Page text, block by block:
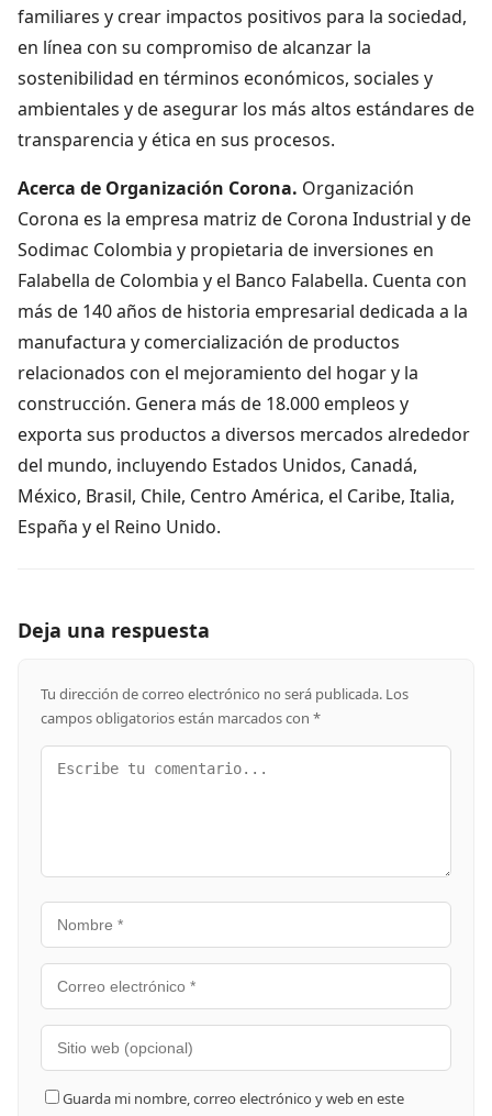
familiares y crear impactos positivos para la sociedad,
en línea con su compromiso de alcanzar la
sostenibilidad en términos económicos, sociales y
ambientales y de asegurar los más altos estándares de
transparencia y ética en sus procesos.
Acerca de Organización Corona. Organización
Corona es la empresa matriz de Corona Industrial y de
Sodimac Colombia y propietaria de inversiones en
Falabella de Colombia y el Banco Falabella. Cuenta con
más de 140 años de historia empresarial dedicada a la
manufactura y comercialización de productos
relacionados con el mejoramiento del hogar y la
construcción. Genera más de 18.000 empleos y
exporta sus productos a diversos mercados alrededor
del mundo, incluyendo Estados Unidos, Canadá,
México, Brasil, Chile, Centro América, el Caribe, Italia,
España y el Reino Unido.
Deja una respuesta
Tu dirección de correo electrónico no será publicada. Los
campos obligatorios están marcados con *
Guarda mi nombre, correo electrónico y web en este